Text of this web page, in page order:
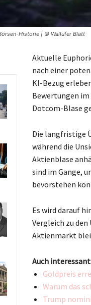
Historie | © Wallufer Blatt
Aktuelle
nach einer
KI-Bezug
Bewertungen im
Dotcom-Blase
Die langfristige
während die
Aktienblase
sind im Gange,
bevorstehen
Es wird darauf
Vergleich zu
Aktienmarkt
Auch
Goldpreis
Warum das
Trump